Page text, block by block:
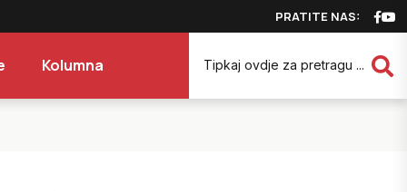
PRATITE NAS:
Kolumna